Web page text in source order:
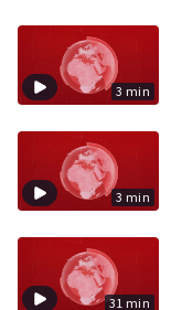
3 min
3 min
31 min